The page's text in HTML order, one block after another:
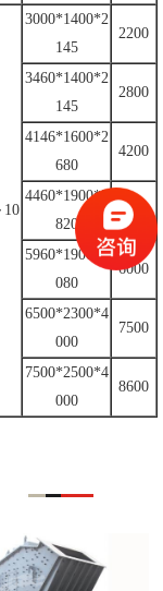
10
3000*1400*2
145
2200
3460*1400*2
145
2800
4146*1600*2
680
4200
4460*1900*2
820
5100
5960*1900*3
080
6000
6500*2300*4
000
7500
7500*2500*4
000
8600